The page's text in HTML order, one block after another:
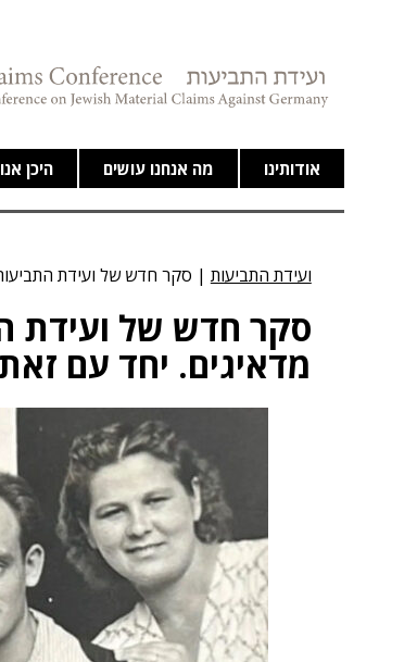
אודותינו מה אנחנו עושים היכן
ועידת התביעות | סקר חדש של ועידת
סקר חדש של ועידת
מדאיגים. יחד עם